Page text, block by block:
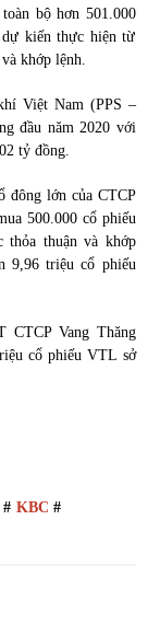
bộ hơn 501.000
kiến thực hiện từ
khớp lệnh.
Việt Nam (PPS –
đầu năm 2020 với
tỷ đồng.
lớn của CTCP
500.000 cổ phiếu
thỏa thuận và khớp
9,96 triệu cổ phiếu
CTCP Vang Thăng
cổ phiếu VTL sở
# KBC #